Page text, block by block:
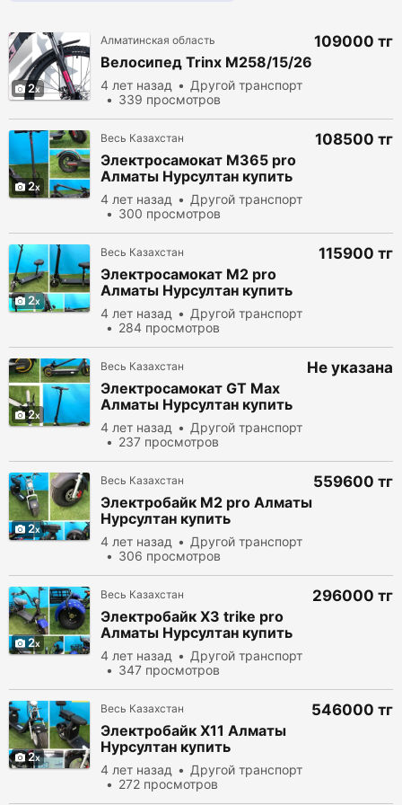
2
Алматинская область
Велосипед Trinx M258/15/26
4 лет назад
Другой транспорт
339 просмотров
109000 тг
2
Весь Казахстан
Электросамокат M365 pro
Алматы Нурсултан купить
электробайк
электросамокат самокат
Казахстан
4 лет назад
Другой транспорт
300 просмотров
108500 тг
2
Весь Казахстан
Электросамокат M2 pro
Алматы Нурсултан купить
электробайк электросамокат
самокат Казахстан
4 лет назад
Другой транспорт
284 просмотров
115900 тг
2
Весь Казахстан
Электросамокат GT Max
Алматы Нурсултан купить
электробайк
электросамокат самокат
Казахстан
4 лет назад
Другой транспорт
237 просмотров
Не указана
2
Весь Казахстан
Электробайк M2 pro Алматы
Нурсултан купить
электробайк
электросамокат самокат
Казахстан
4 лет назад
Другой транспорт
306 просмотров
559600 тг
2
Весь Казахстан
Электробайк X3 trike pro
Алматы Нурсултан купить
электробайк
электросамокат самокат
Казахстан
4 лет назад
Другой транспорт
347 просмотров
296000 тг
2
Весь Казахстан
Электробайк X11 Алматы
Нурсултан купить
электробайк
электросамокат самокат
Казахстан
4 лет назад
Другой транспорт
272 просмотров
546000 тг